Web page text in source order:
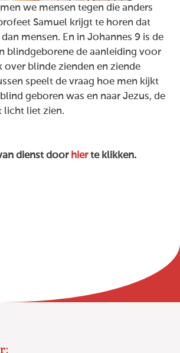
we mensen tegen die anders
Samuel krijgt te horen dat
mensen. En in Johannes 9 is de
blindgeborene de aanleiding voor
over blinde zienden en ziende
speelt de vraag hoe men kijkt
geboren was en naar Jezus, de
licht liet zien.
dienst door hierte klikken.